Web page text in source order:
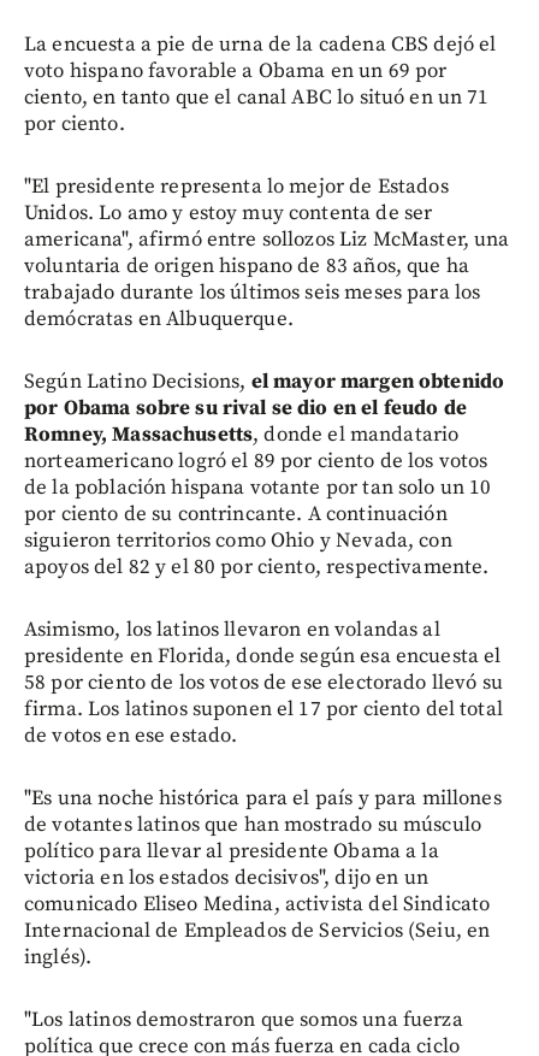
La encuesta a pie de urna de la cadena CBS dejó el
voto hispano favorable a Obama en un 69 por
ciento, en tanto que el canal ABC lo situó en un 71
por ciento.
"El presidente representa lo mejor de Estados
Unidos. Lo amo y estoy muy contenta de ser
americana", afirmó entre sollozos Liz McMaster, una
voluntaria de origen hispano de 83 años, que ha
trabajado durante los últimos seis meses para los
demócratas en Albuquerque.
Según Latino Decisions, el mayor margen obtenido
por Obama sobre su rival se dio en el feudo de
Romney, Massachusetts, donde el mandatario
norteamericano logró el 89 por ciento de los votos
de la población hispana votante por tan solo un 10
por ciento de su contrincante. A continuación
siguieron territorios como Ohio y Nevada, con
apoyos del 82 y el 80 por ciento, respectivamente.
Asimismo, los latinos llevaron en volandas al
presidente en Florida, donde según esa encuesta el
58 por ciento de los votos de ese electorado llevó su
firma. Los latinos suponen el 17 por ciento del total
de votos en ese estado.
"Es una noche histórica para el país y para millones
de votantes latinos que han mostrado su músculo
político para llevar al presidente Obama a la
victoria en los estados decisivos", dijo en un
comunicado Eliseo Medina, activista del Sindicato
Internacional de Empleados de Servicios (Seiu, en
inglés).
"Los latinos demostraron que somos una fuerza
política que crece con más fuerza en cada ciclo